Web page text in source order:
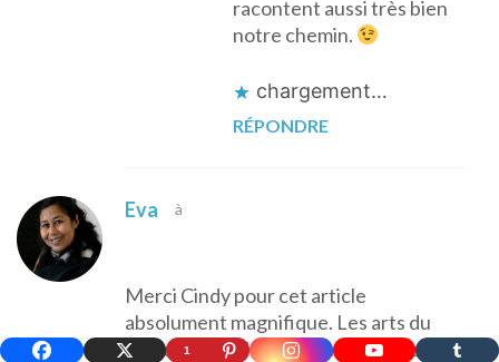
1
racontent aussi très bien
notre chemin.
chargement…
RÉPONDRE
Eva à
Merci Cindy pour cet article
absolument magnifique. Les arts du
monde ont tellement à nous apprendre